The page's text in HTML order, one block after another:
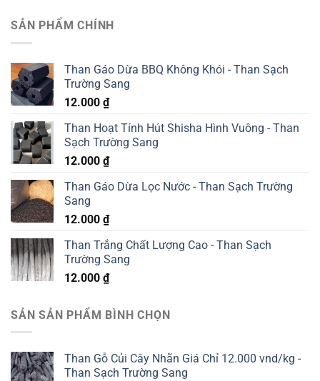
SẢN PHẨM CHÍNH
Than Gáo Dừa BBQ Không Khói - Than Sạch
Trường Sang
12.000 ₫
Than Hoạt Tính Hút Shisha Hình Vuông - Than
Sạch Trường Sang
12.000 ₫
Than Gáo Dừa Lọc Nước - Than Sạch Trường
Sang
12.000 ₫
Than Trắng Chất Lượng Cao - Than Sạch
Trường Sang
12.000 ₫
SẢN SẢN PHẨM BÌNH CHỌN
Than Gỗ Củi Cây Nhãn Giá Chỉ 12.000 vnd/kg -
Than Sạch Trường Sang